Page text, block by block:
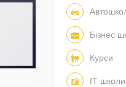
Бізнес
Курси
IT школи